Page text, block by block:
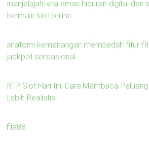
menjelajahi era emas hiburan digital dan
bermain slot online
anatomi kemenangan membedah fitur-
jackpot sensasional
RTP Slot Hari Ini: Cara Membaca
Lebih Realistis
fila88